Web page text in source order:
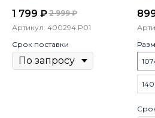
1 799 ₽ 2 999 ₽
Артикул: 400294.P01
Срок поставки